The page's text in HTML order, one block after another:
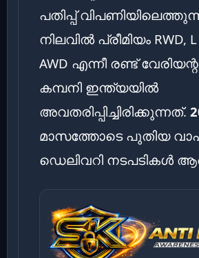
പതിപ്പ്
നിലവിൽ പ്രീമിയം RWD,
AWD എന്നീ രണ്ട്
കമ്പനി ഇന്ത്യയിൽ
അവതരിപ്പിച്ചിരിക്കുന്നത്.
മാസത്തോടെ പുതിയ
ഡെലിവറി നടപടികൾ